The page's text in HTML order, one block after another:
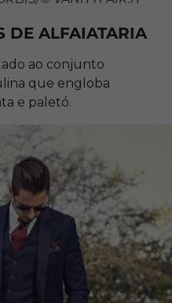
DE ALFAIATARIA
ao conjunto
que engloba
e paletó.